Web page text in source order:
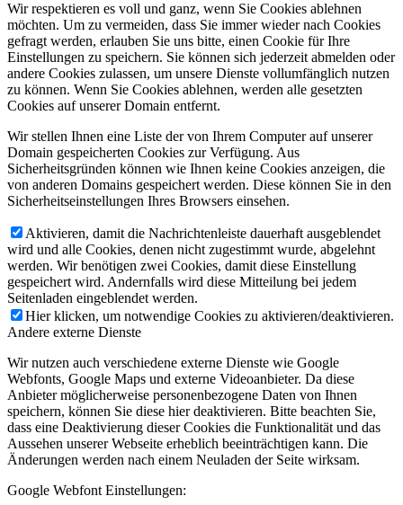
Wir respektieren es voll und ganz, wenn Sie Cookies ablehnen
möchten. Um zu vermeiden, dass Sie immer wieder nach Cookies
gefragt werden, erlauben Sie uns bitte, einen Cookie für Ihre
Einstellungen zu speichern. Sie können sich jederzeit abmelden oder
andere Cookies zulassen, um unsere Dienste vollumfänglich nutzen
zu können. Wenn Sie Cookies ablehnen, werden alle gesetzten
Cookies auf unserer Domain entfernt.
Wir stellen Ihnen eine Liste der von Ihrem Computer auf unserer
Domain gespeicherten Cookies zur Verfügung. Aus
Sicherheitsgründen können wie Ihnen keine Cookies anzeigen, die
von anderen Domains gespeichert werden. Diese können Sie in den
Sicherheitseinstellungen Ihres Browsers einsehen.
Aktivieren, damit die Nachrichtenleiste dauerhaft ausgeblendet
wird und alle Cookies, denen nicht zugestimmt wurde, abgelehnt
werden. Wir benötigen zwei Cookies, damit diese Einstellung
gespeichert wird. Andernfalls wird diese Mitteilung bei jedem
Seitenladen eingeblendet werden.
Hier klicken, um notwendige Cookies zu aktivieren/deaktivieren.
Andere externe Dienste
Wir nutzen auch verschiedene externe Dienste wie Google
Webfonts, Google Maps und externe Videoanbieter. Da diese
Anbieter möglicherweise personenbezogene Daten von Ihnen
speichern, können Sie diese hier deaktivieren. Bitte beachten Sie,
dass eine Deaktivierung dieser Cookies die Funktionalität und das
Aussehen unserer Webseite erheblich beeinträchtigen kann. Die
Änderungen werden nach einem Neuladen der Seite wirksam.
Google Webfont Einstellungen: